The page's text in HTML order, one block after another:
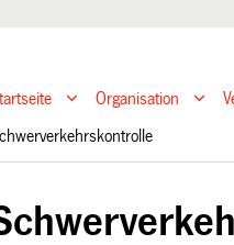
Organisation